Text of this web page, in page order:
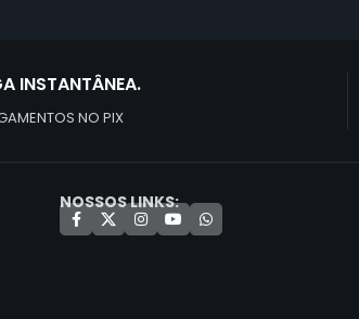
INSTANTÂNEA.
NO PIX
NOSSOS LINKS: